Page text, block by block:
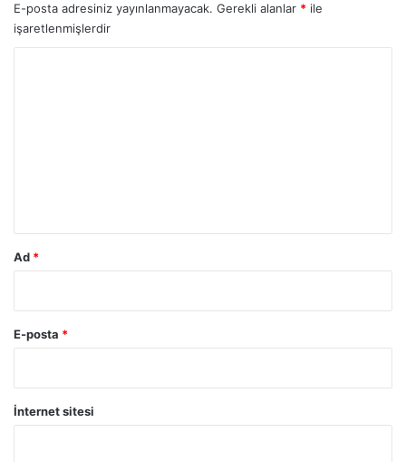
E-posta adresiniz yayınlanmayacak. Gerekli alanlar * ile
işaretlenmişlerdir
Ad *
E-posta *
İnternet sitesi